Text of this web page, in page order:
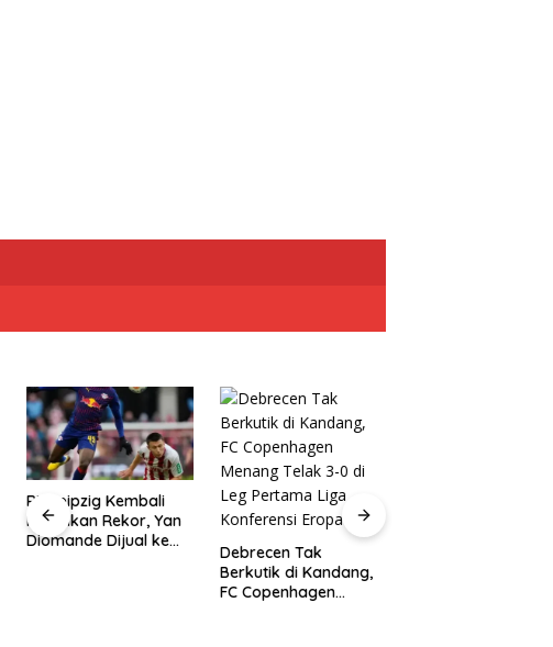
RB Leipzig Kembali
Pecahkan Rekor, Yan
Diomande Dijual ke
Debrecen Tak
Berkutik di Kandang,
FC Copenhagen